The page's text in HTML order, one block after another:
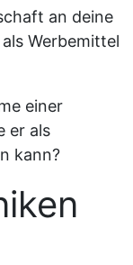
an deine
Werbemittel
einer
er als
kann?